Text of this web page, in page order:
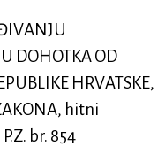
DOHOTKA OD
HRVATSKE,
hitni
br. 854